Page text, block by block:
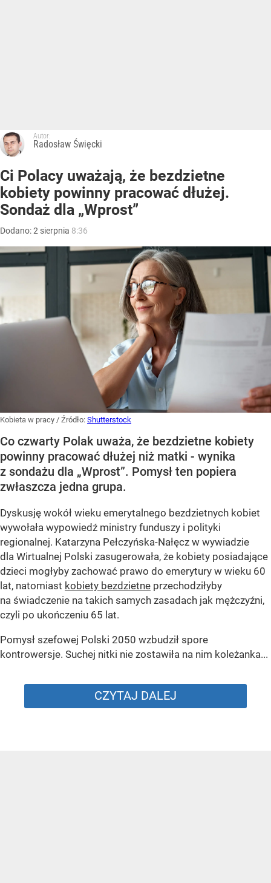
Autor:
Radosław Święcki
Ci Polacy uważają, że bezdzietne
kobiety powinny pracować dłużej.
Sondaż dla „Wprost”
Dodano:2 sierpnia 8:36
Kobieta w pracy / Źródło: Shutterstock
Co czwarty Polak uważa, że bezdzietne kobiety
powinny pracować dłużej niż matki - wynika
z sondażu dla „Wprost”. Pomysł ten popiera
zwłaszcza jedna grupa.
Dyskusję wokół wieku emerytalnego bezdzietnych kobiet
wywołała wypowiedź ministry funduszy i polityki
regionalnej. Katarzyna Pełczyńska-Nałęcz w wywiadzie
dla Wirtualnej Polski zasugerowała, że kobiety posiadające
dzieci mogłyby zachować prawo do emerytury w wieku 60
lat, natomiast kobiety bezdzietne przechodziłyby
na świadczenie na takich samych zasadach jak mężczyźni,
czyli po ukończeniu 65 lat.
Pomysł szefowej Polski 2050 wzbudził spore
kontrowersje. Suchej nitki nie zostawiła na nim koleżanka...
CZYTAJ DALEJ